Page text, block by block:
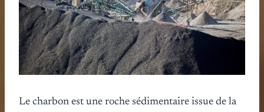
Le charbon est une roche sédimentaire issue de la